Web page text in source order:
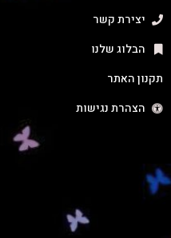
יצירת קשר
הבלוג שלנו
תקנון האתר
הצהרת נגישות